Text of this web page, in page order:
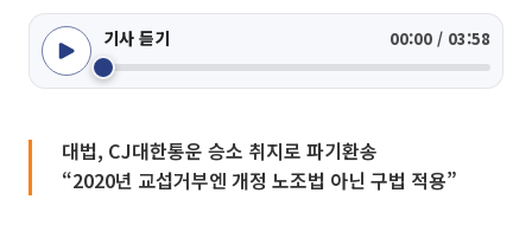
기사 듣기 00:00 / 03:58
대법, CJ대한통운 승소 취지로 파기환송
“2020년 교섭거부엔 개정 노조법 아닌 구법 적용”